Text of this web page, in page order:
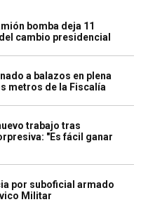
bomba deja 11
cambio presidencial
a balazos en plena
metros de la Fiscalía
trabajo tras
"Es fácil ganar
por suboficial armado
Militar